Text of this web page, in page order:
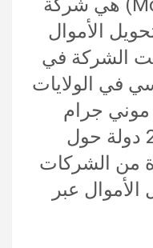
موني جرام (MoneyGram) هي شركة
الأموال
الشركة في
في الولايات
موني جرام
خدماتها في أكثر من 200 دولة حول
من الشركات
عبر